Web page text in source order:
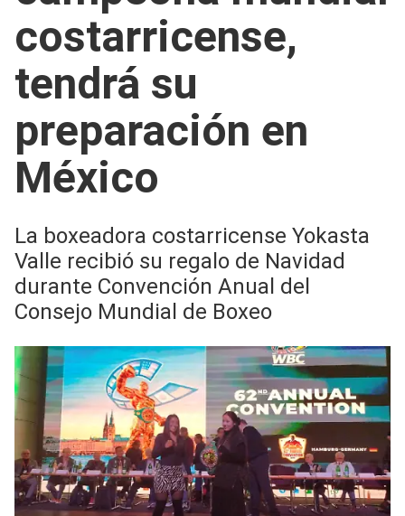
costarricense,
tendrá su
preparación en
México
La boxeadora costarricense Yokasta
Valle recibió su regalo de Navidad
durante Convención Anual del
Consejo Mundial de Boxeo